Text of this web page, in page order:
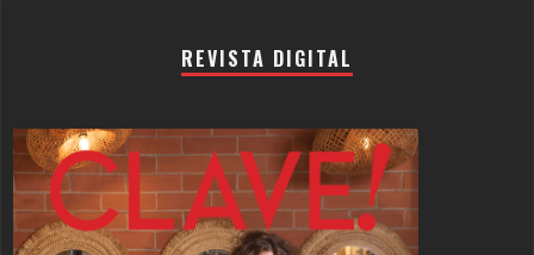
REVISTA DIGITAL